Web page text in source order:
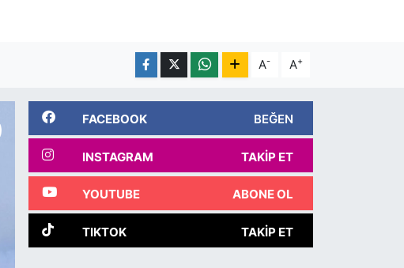
A- A+
FACEBOOK BEĞEN
INSTAGRAM TAKIP ET
YOUTUBE ABONE OL
TIKTOK TAKIP ET